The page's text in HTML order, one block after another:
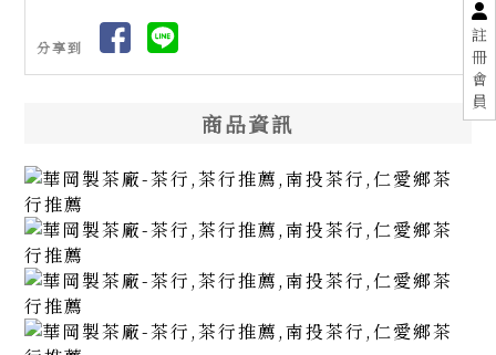
註
冊
會
員
分享到
商品資訊